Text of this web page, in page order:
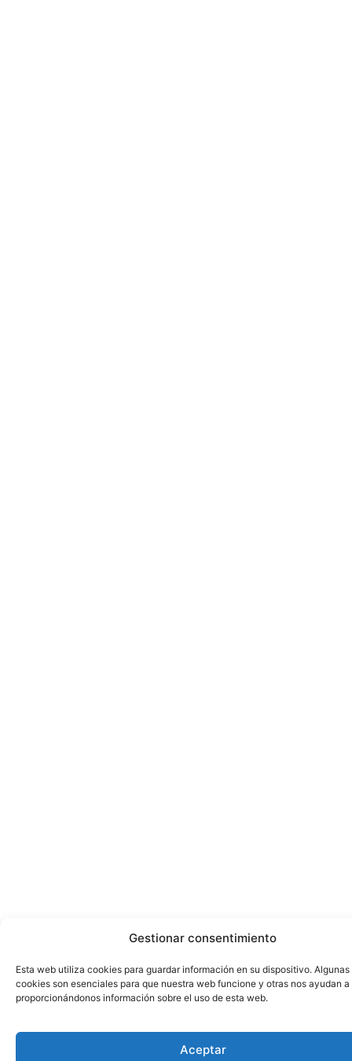
Gestionar consentimiento
Esta web utiliza cookies para guardar información en su dispositivo. Algunas
cookies son esenciales para que nuestra web funcione y otras nos ayudan a
proporcionándonos información sobre el uso de esta web.
Aceptar